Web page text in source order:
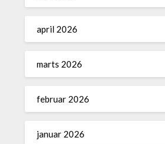
april 2026
marts 2026
februar 2026
januar 2026